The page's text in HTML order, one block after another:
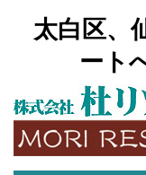
太白区、
ート